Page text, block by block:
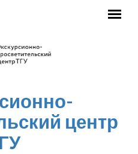
центр